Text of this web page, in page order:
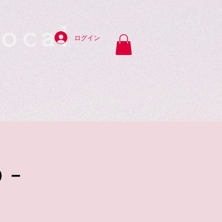
ログイン
-